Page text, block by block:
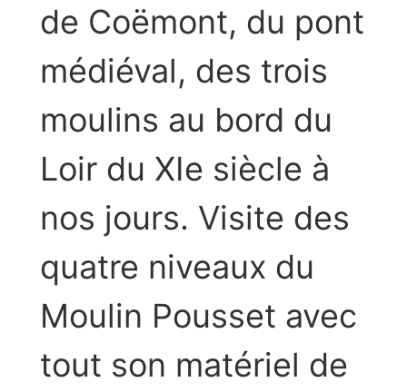
de Coëmont, du pont
médiéval, des trois
moulins au bord du
Loir du XIe siècle à
nos jours. Visite des
quatre niveaux du
Moulin Pousset avec
tout son matériel de